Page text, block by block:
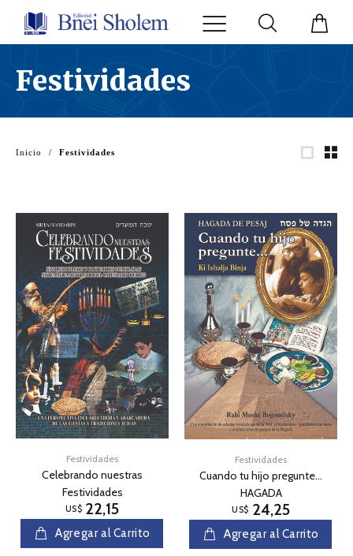
Festividades
Inicio / Festividades
Festividades
Celebrando nuestras
Festividades
US$ 22,15
Agregar al Carrito
Festividades
Cuando tu hijo pregunte...
HAGADA
US$ 24,25
Agregar al Carrito